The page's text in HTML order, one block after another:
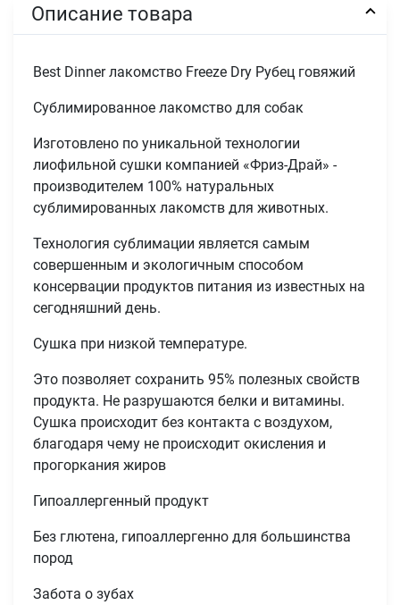
Описание товара
Best Dinner лакомство Freeze Dry Рубец говяжий
Сублимированное лакомство для собак
Изготовлено по уникальной технологии
лиофильной сушки компанией «Фриз-Драй» -
производителем 100% натуральных
сублимированных лакомств для животных.
Технология сублимации является самым
совершенным и экологичным способом
консервации продуктов питания из известных на
сегодняшний день.
Сушка при низкой температуре.
Это позволяет сохранить 95% полезных свойств
продукта. Не разрушаются белки и витамины.
Сушка происходит без контакта с воздухом,
благодаря чему не происходит окисления и
прогоркания жиров
Гипоаллергенный продукт
Без глютена, гипоаллергенно для большинства
пород
Забота о зубах